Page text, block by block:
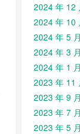
2024 年 12
2024 年 10
2024 年 5 月
2024 年 3 月
2024 年 1 月
2023 年 11
2023 年 9 月
2023 年 7 月
2023 年 5 月